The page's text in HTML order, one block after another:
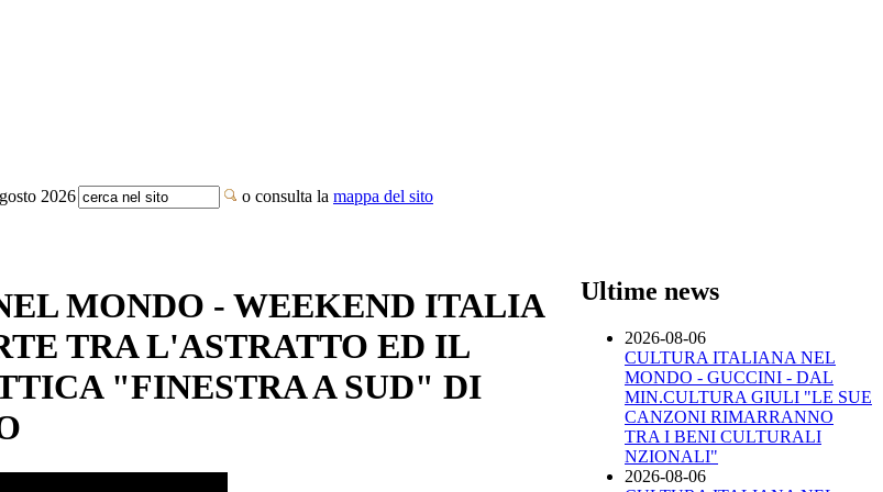
2026 o consulta la mappa del sito
MONDO - WEEKEND ITALIA
TRA L'ASTRATTO ED IL
"FINESTRA A SUD" DI
Ultime news
2026-08-06
CULTURA ITALIANA NEL
MONDO - GUCCINI - DAL
MIN.CULTURA GIULI "LE SUE
CANZONI RIMARRANNO
TRA I BENI CULTURALI
NZIONALI"
2026-08-06